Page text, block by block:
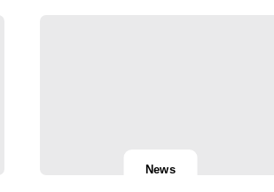
News